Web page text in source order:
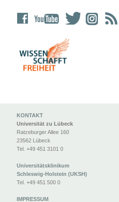
KONTAKT
Universität zu Lübeck
Ratzeburger Allee 160
23562 Lübeck
Tel. +49 451 3101 0
Universitätsklinikum
Schleswig-Holstein (UKSH)
Tel. +49 451 500 0
IMPRESSUM